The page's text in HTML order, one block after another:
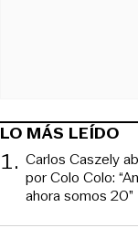
LO MÁS LEÍDO
1. Carlos Caszely
por Colo Colo:
ahora somos 20”